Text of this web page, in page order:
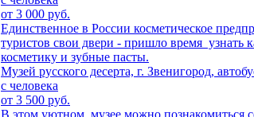
от 3 000 руб.
Единственное в России косметическое
туристов свои двери - пришло время узнать
косметику и зубные пасты.
Музей русского десерта, г. Звенигород,
с человека
от 3 500 руб.
В этом уютном музее можно познакомиться